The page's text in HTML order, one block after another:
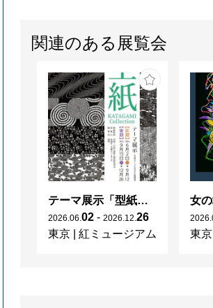
関連のある展覧会
テーマ展示「型紙 KATAGAMI Collection」
2026 06 02 - 2026 12 26
東京
紅ミュージアム
女
2026
東京